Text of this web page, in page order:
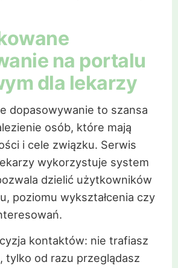
na portalu
dla lekarzy
dopasowywanie to szansa
osób, które mają
i cele związku. Serwis
wykorzystuje system
dzielić użytkowników
poziomu wykształcenia czy
kontaktów: nie trafiasz
tylko od razu przeglądasz